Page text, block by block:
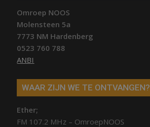
Omroep NOOS
Molensteen 5a
7773 NM Hardenberg
0523 760 788
ANBI
WAAR ZIJN WE TE ONTVANGEN?
Ether;
FM 107.2 MHz – OmroepNOOS